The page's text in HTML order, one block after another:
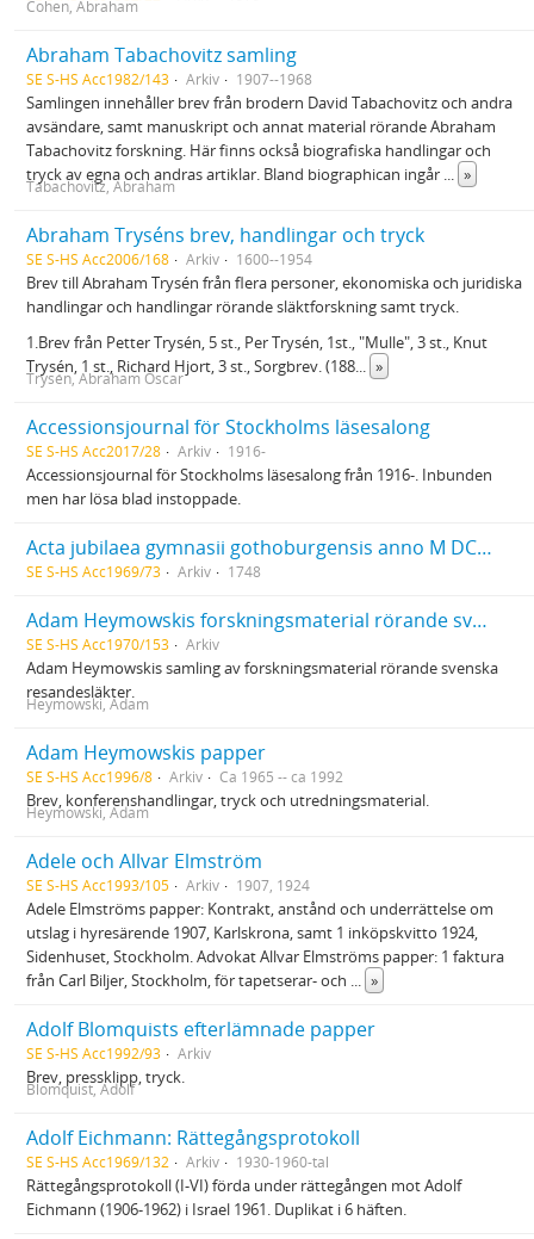
Cohen, Abraham
Abraham Tabachovitz samling
SE S-HS Acc1982/143 Arkiv 1907--1968
Samlingen innehåller brev från brodern David Tabachovitz och andra
avsändare, samt manuskript och annat material rörande Abraham
Tabachovitz forskning. Här finns också biografiska handlingar och
tryck av egna och andras artiklar. Bland biographican ingår ... »
Tabachovitz, Abraham
Abraham Tryséns brev, handlingar och tryck
SE S-HS Acc2006/168 Arkiv 1600--1954
Brev till Abraham Trysén från flera personer, ekonomiska och juridiska
handlingar och handlingar rörande släktforskning samt tryck.
1.Brev från Petter Trysén, 5 st., Per Trysén, 1st., "Mulle", 3 st., Knut
Trysén, 1 st., Richard Hjort, 3 st., Sorgbrev. (188... »
Trysén, Abraham Oscar
Accessionsjournal för Stockholms läsesalong
SE S-HS Acc2017/28 Arkiv 1916-
Accessionsjournal för Stockholms läsesalong från 1916-. Inbunden
men har lösa blad instoppade.
Acta jubilaea gymnasii gothoburgensis anno M DCC XL VIII
SE S-HS Acc1969/73 Arkiv 1748
Adam Heymowskis forskningsmaterial rörande svenska resandesläkter
SE S-HS Acc1970/153 Arkiv
Adam Heymowskis samling av forskningsmaterial rörande svenska
resandesläkter.
Heymowski, Adam
Adam Heymowskis papper
SE S-HS Acc1996/8 Arkiv Ca 1965 -- ca 1992
Brev, konferenshandlingar, tryck och utredningsmaterial.
Heymowski, Adam
Adele och Allvar Elmström
SE S-HS Acc1993/105 Arkiv 1907, 1924
Adele Elmströms papper: Kontrakt, anstånd och underrättelse om
utslag i hyresärende 1907, Karlskrona, samt 1 inköpskvitto 1924,
Sidenhuset, Stockholm. Advokat Allvar Elmströms papper: 1 faktura
från Carl Biljer, Stockholm, för tapetserar- och ... »
Adolf Blomquists efterlämnade papper
SE S-HS Acc1992/93 Arkiv
Brev, pressklipp, tryck.
Blomquist, Adolf
Adolf Eichmann: Rättegångsprotokoll
SE S-HS Acc1969/132 Arkiv 1930-1960-tal
Rättegångsprotokoll (I-VI) förda under rättegången mot Adolf
Eichmann (1906-1962) i Israel 1961. Duplikat i 6 häften.